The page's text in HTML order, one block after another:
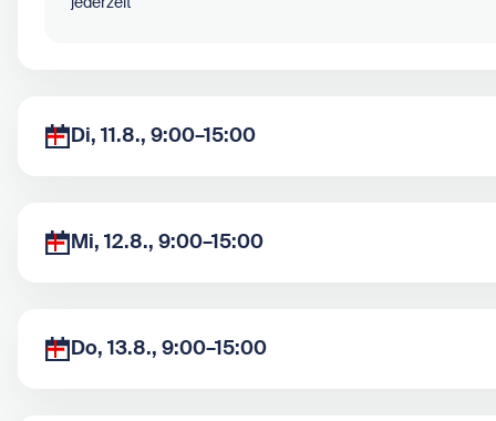
Di, 11.8., 9:00–15:00
Mi, 12.8., 9:00–15:00
Do, 13.8., 9:00–15:00